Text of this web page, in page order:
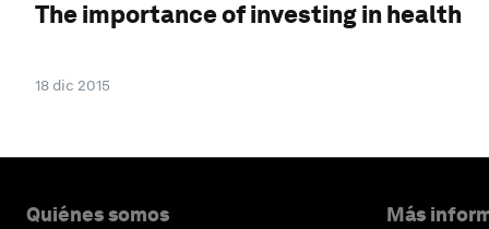
The importance of investing in health
18 dic 2015
Quiénes somos Más